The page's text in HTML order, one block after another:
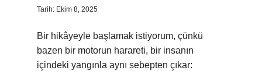
Tarih: Ekim 8, 2025
Bir hikâyeyle başlamak istiyorum, çünkü
bazen bir motorun harareti, bir insanın
içindeki yangınla aynı sebepten çıkar: